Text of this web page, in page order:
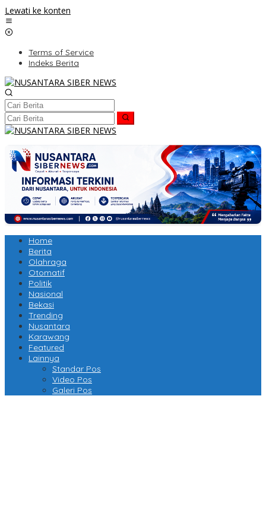
Lewati ke konten
Terms of Service
Indeks Berita
Home
Berita
Olahraga
Otomatif
Politik
Nasional
Bekasi
Trending
Nusantara
Karawang
Featured
Lainnya
Standar Pos
Video Pos
Galeri Pos